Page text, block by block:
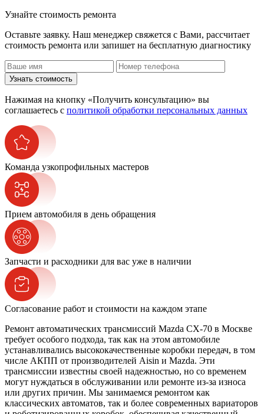
Узнайте стоимость ремонта
Оставьте заявку. Наш менеджер свяжется с Вами, расcчитает
стоимость ремонта или запишет на бесплатную диагностику
Узнать стоимость
Нажимая на кнопку «Получить консультацию» вы
соглашаетесь с политикой обработки персональных данных
Команда узкопрофильных мастеров
Прием автомобиля в день обращения
Запчасти и расходники для вас уже в наличии
Согласование работ и стоимости на каждом этапе
Ремонт автоматических трансмиссий Mazda CX-70 в Москве
требует особого подхода, так как на этом автомобиле
устанавливались высококачественные коробки передач, в том
числе АКПП от производителей Aisin и Mazda. Эти
трансмиссии известны своей надежностью, но со временем
могут нуждаться в обслуживании или ремонте из-за износа
или других причин. Мы занимаемся ремонтом как
классических автоматов, так и более современных вариаторов